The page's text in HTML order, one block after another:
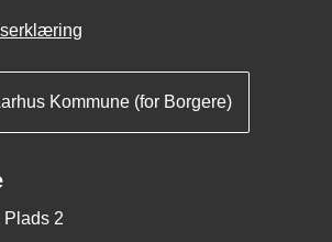
Kommune (for Borgere)
Plads 2